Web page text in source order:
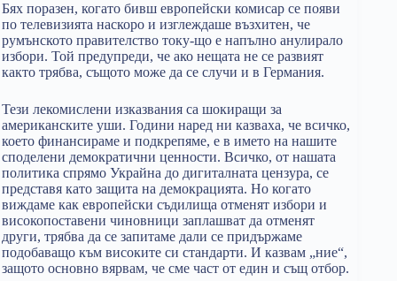
Бях поразен, когато бивш европейски комисар се появи
по телевизията наскоро и изглеждаше възхитен, че
румънското правителство току-що е напълно анулирало
избори. Той предупреди, че ако нещата не се развият
както трябва, същото може да се случи и в Германия.
Тези лекомислени изказвания са шокиращи за
американските уши. Години наред ни казваха, че всичко,
което финансираме и подкрепяме, е в името на нашите
споделени демократични ценности. Всичко, от нашата
политика спрямо Украйна до дигиталната цензура, се
представя като защита на демокрацията. Но когато
виждаме как европейски съдилища отменят избори и
високопоставени чиновници заплашват да отменят
други, трябва да се запитаме дали се придържаме
подобаващо към високите си стандарти. И казвам „ние“,
защото основно вярвам, че сме част от един и същ отбор.